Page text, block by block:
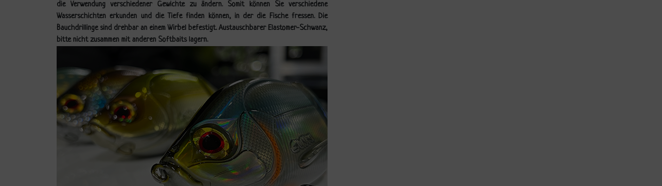
die Verwendung verschiedener Gewichte zu ändern. Somit können Sie verschiedene
Wasserschichten erkunden und die Tiefe finden können, in der die Fische fressen. Die
Bauchdrillinge sind drehbar an einem Wirbel befestigt. Austauschbarer Elastomer-Schwanz,
bitte nicht zusammen mit anderen Softbaits lagern.